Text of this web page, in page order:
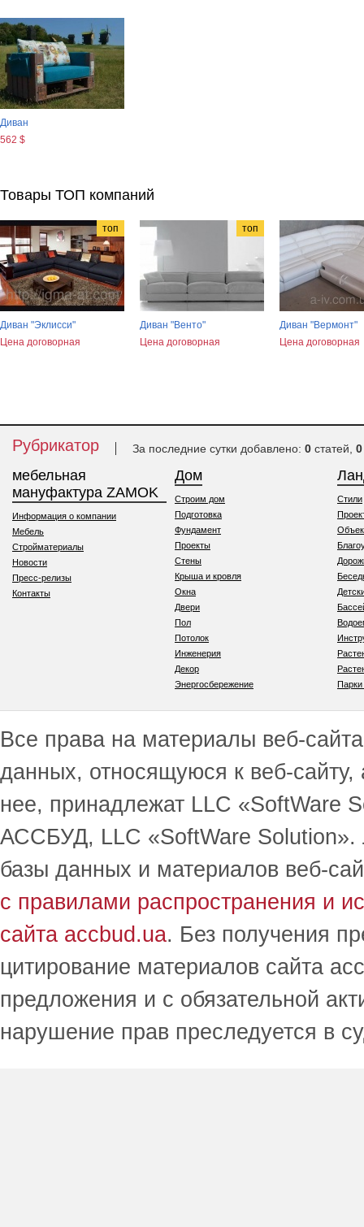
Диван
562 $
Товары ТОП компаний
топ
Диван "Эклисси"
Цена договорная
топ
Диван "Венто"
Цена договорная
Диван "Вермонт"
Цена договорная
Рубрикатор За последние сутки добавлено: 0 статей, 0
мебельная
мануфактура ZAMOK
Информация о компании
Мебель
Стройматериалы
Новости
Пресс-релизы
Контакты
Дом
Строим дом
Подготовка
Фундамент
Проекты
Стены
Крыша и кровля
Окна
Двери
Пол
Потолок
Инженерия
Декор
Энергосбережение
Стили
Все права на материалы веб-
данных, относящуюся к веб-
нее, принадлежат LLC
АССБУД, LLC «SoftWare Solution».
базы данных и материалов веб-
с правилами распространения и
сайта accbud.ua. Без получения
цитирование материалов сайта
предложения и с обязательной
нарушение прав преследуется в